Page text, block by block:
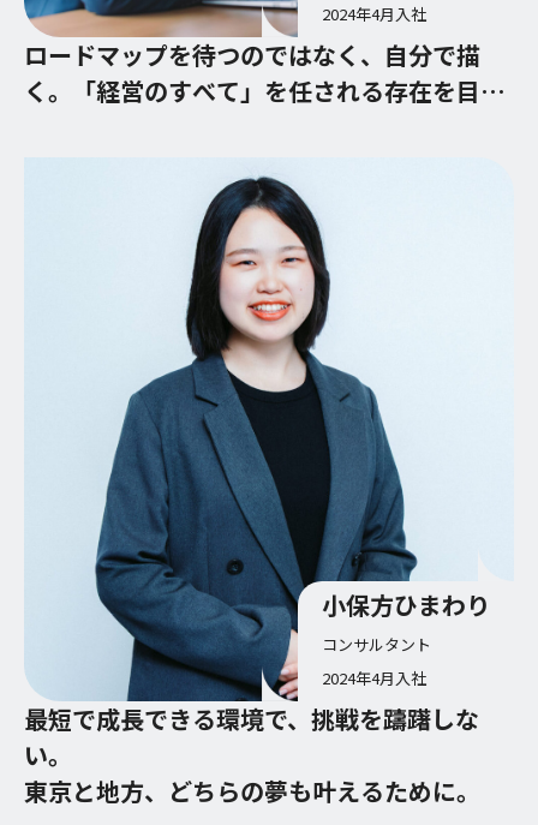
ロードマップを待つのではなく、自分で描
く。「経営のすべて」を任される存在を目指
2024年4月入社
最短で成長できる環境で、挑戦を躊躇しな
い。
東京と地方、どちらの夢も叶えるために。
小保方ひまわり
コンサルタント
2024年4月入社